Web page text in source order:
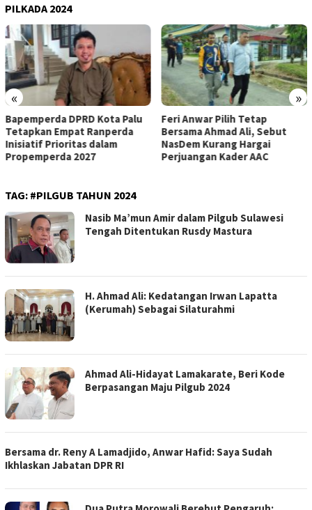
PILKADA 2024
« »
Kota Palu
Ranperda
dalam
Feri Anwar Pilih Tetap
Bersama Ahmad Ali, Sebut
NasDem Kurang Hargai
Perjuangan Kader AAC
Pengurus Inti
Nasdem
TAG: #PILGUB TAHUN 2024
Nasib Ma’mun Amir dalam Pilgub Sulawesi
Tengah Ditentukan Rusdy Mastura
H. Ahmad Ali: Kedatangan Irwan Lapatta
(Kerumah) Sebagai Silaturahmi
Ahmad Ali-Hidayat Lamakarate, Beri Kode
Berpasangan Maju Pilgub 2024
Bersama dr. Reny A Lamadjido, Anwar Hafid: Saya Sudah
Ikhlaskan Jabatan DPR RI